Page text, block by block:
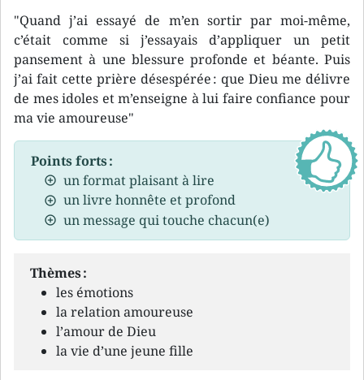
"Quand j’ai essayé de m’en sortir par moi-même,
c’était comme si j’essayais d’appliquer un petit
pansement à une blessure profonde et béante. Puis
j’ai fait cette prière désespérée : que Dieu me délivre
de mes idoles et m’enseigne à lui faire confiance pour
ma vie amoureuse"
Points forts :
un format plaisant à lire
un livre honnête et profond
un message qui touche chacun(e)
Thèmes :
les émotions
la relation amoureuse
l’amour de Dieu
la vie d’une jeune fille